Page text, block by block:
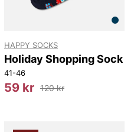
HAPPY SOCKS
Holiday Shopping Sock
41-46
59 kr 120 kr